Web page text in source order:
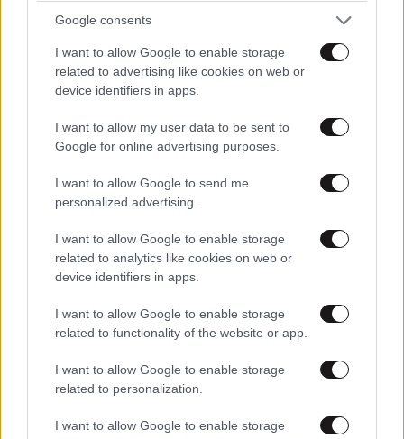
Google consents
I want to allow Google to enable storage
related to advertising like cookies on web or
device identifiers in apps.
I want to allow my user data to be sent to
Google for online advertising purposes.
I want to allow Google to send me
personalized advertising.
I want to allow Google to enable storage
related to analytics like cookies on web or
device identifiers in apps.
I want to allow Google to enable storage
related to functionality of the website or app.
I want to allow Google to enable storage
related to personalization.
I want to allow Google to enable storage
ΠΟΛΙΤΙΚΗ2 ω. πριν
«Σπέκουλα, ψεύδη, πολιτική αναξιοπρέπεια και
ανεπίδεκτες μαθήσεως»